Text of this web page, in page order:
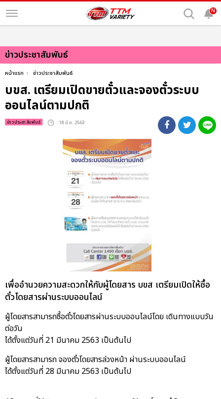
N
ข่าวประชาสัมพันธ์
หน้าแรก ข่าวประชาสัมพันธ์
บขส. เตรียมเปิดขายตั๋วและจองตั๋วระบบ
ออนไลน์ตามปกติ
ข่าวประชาสัมพันธ์ : 18 มี.ค. 2563
เพื่ออำนวยความสะดวกให้กับผู้โดยสาร บขส เตรียมเปิดให้ซื้อ
ตั๋วโดยสารผ่านระบบออนไลน์
ผู้โดยสารสามารถซื้อตั๋วโดยสารผ่านระบบออนไลน์โดย เดินทางแบบวัน
ต่อวัน
ได้ตั้งแต่วันที่ 21 มีนาคม 2563 เป็นต้นไป
ผู้โดยสารสามารถ จองตั๋วโดยสารล่วงหน้า ผ่านระบบออนไลน์
ได้ตั้งแต่วันที่ 28 มีนาคม 2563 เป็นต้นไป